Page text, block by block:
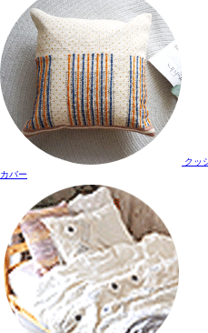
クッ
カバー